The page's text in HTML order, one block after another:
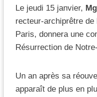
Le jeudi 15 janvier,
recteur-archiprêtre
Paris, donnera une
Résurrection de
Un an après sa
apparaît de plus en